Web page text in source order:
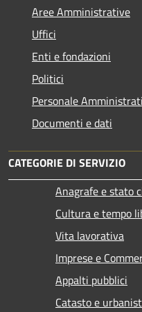
Aree Amministrative
Uffici
Enti e fondazioni
Politici
Personale
Documenti e dati
CATEGORIE DI SERVIZIO
Anagrafe e stato
Cultura e tempo
Vita lavorativa
Imprese e
Appalti pubblici
Catasto e